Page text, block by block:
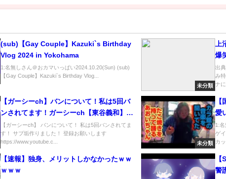
(sub)【Gay Couple】Kazuki`s Birthday
Vlog 2024 in Yokohama
1:名無しさん＠おカマいっぱい2024.10.20(Sun) (sub)
【Gay Couple】Kazuki`s Birthday Vlog...
未分類
爆
の
出
み
ナ
【ガーシーch】バンについて！私は5回バ
ンされてます！ガーシーch【東谷義和】切
り抜き
【ガーシーch】 バンについて！ 私は5回バンされてま
す！ サブ垢作りました！ 登録お願いします
https://www.youtube.c...
未分類
愛
際
1:
ゲ
カ
【速報】独身、メリットしかなかったｗｗ
ｗｗｗ
警